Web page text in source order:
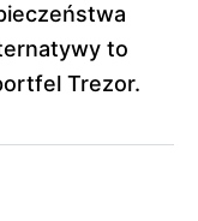
to
Trezor.